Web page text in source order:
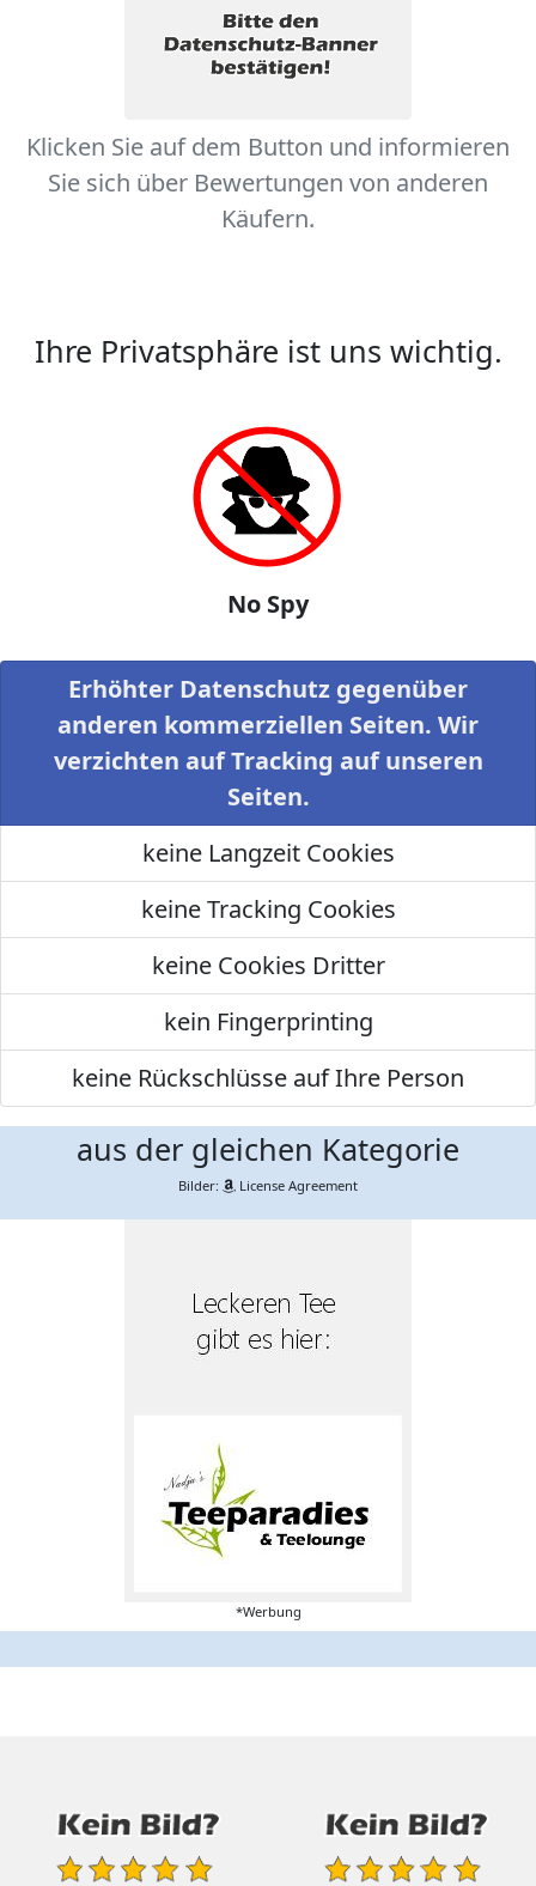
Klicken Sie auf dem Button und informieren
Sie sich über Bewertungen von anderen
Käufern.
Ihre Privatsphäre ist uns wichtig.
No Spy
Erhöhter Datenschutz gegenüber
anderen kommerziellen Seiten. Wir
verzichten auf Tracking auf unseren
Seiten.
keine Langzeit Cookies
keine Tracking Cookies
keine Cookies Dritter
kein Fingerprinting
keine Rückschlüsse auf Ihre Person
aus der gleichen Kategorie
Bilder: License Agreement
*Werbung